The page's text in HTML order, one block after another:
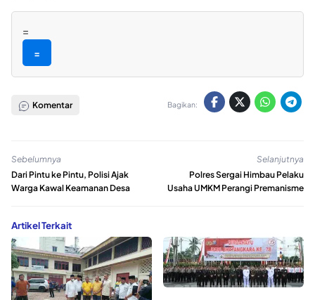
=
=
Komentar Bagikan:
Sebelumnya
Dari Pintu ke Pintu, Polisi Ajak
Warga Kawal Keamanan Desa
Selanjutnya
Polres Sergai Himbau Pelaku
Usaha UMKM Perangi Premanisme
Artikel Terkait